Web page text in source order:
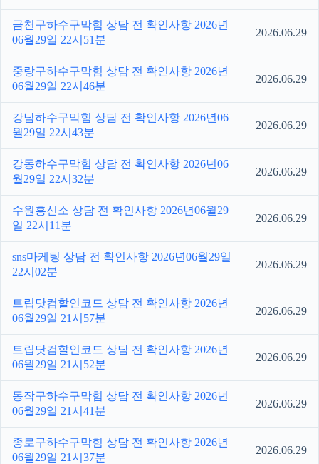
금천구하수구막힘 상담 전 확인사항 2026년
06월29일 22시51분
2026.06.29
중랑구하수구막힘 상담 전 확인사항 2026년
06월29일 22시46분
2026.06.29
강남하수구막힘 상담 전 확인사항 2026년06
월29일 22시43분
2026.06.29
강동하수구막힘 상담 전 확인사항 2026년06
월29일 22시32분
2026.06.29
수원흥신소 상담 전 확인사항 2026년06월29
일 22시11분
2026.06.29
sns마케팅 상담 전 확인사항 2026년06월29일
22시02분
2026.06.29
트립닷컴할인코드 상담 전 확인사항 2026년
06월29일 21시57분
2026.06.29
트립닷컴할인코드 상담 전 확인사항 2026년
06월29일 21시52분
2026.06.29
동작구하수구막힘 상담 전 확인사항 2026년
06월29일 21시41분
2026.06.29
종로구하수구막힘 상담 전 확인사항 2026년
06월29일 21시37분
2026.06.29